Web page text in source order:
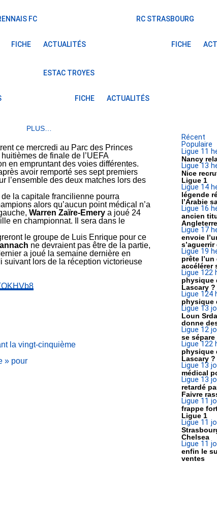
FC
FICHE ACTUALITÉS
RC STRASBOURG
FICHE
ESTAC TROYES
FICHE ACTUALITÉS
PLUS…
ce mercredi au Parc des Princes
de finale de l’UEFA
en empruntant des voies différentes.
avoir remporté ses sept premiers
l’ensemble des deux matches lors des
la capitale francilienne pourra
alors qu’aucun point médical n’a
Warren Zaïre-Emery a joué 24
en championnat. Il sera dans le
le groupe de Luis Enrique pour ce
ne devraient pas être de la partie,
a joué la semaine dernière en
suivant lors de la réception victorieuse
la vingt-cinquième
» pour
Récent
Populaire
Ligue 1 1
Nancy
Ligue 13
Nice
Ligue 1
Ligue 1 4
légende
l’Arabie
Ligue 16
ancien
Angleterre
Ligue 1 7
envoie
Ligue 19
prête
accélérer
Ligue 122
physique
Lascary ?
Ligue 124
physique
Ligue 13
Loun
donne
Ligue 12
se
Ligue 122
physique
Lascary ?
Ligue 13
médical
Ligue 13
retardé
Faivre
Ligue 1 1
frappe
Ligue 1
Ligue 1 1
Chelsea
Ligue 1 1
enfin le
ventes